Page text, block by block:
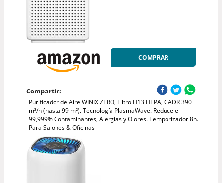
COMPRAR
Compartir:
Purificador de Aire WINIX ZERO, Filtro H13 HEPA, CADR 390
m³/h (hasta 99 m²). Tecnología PlasmaWave. Reduce el
99,999% Contaminantes, Alergias y Olores. Temporizador 8h.
Para Salones & Oficinas